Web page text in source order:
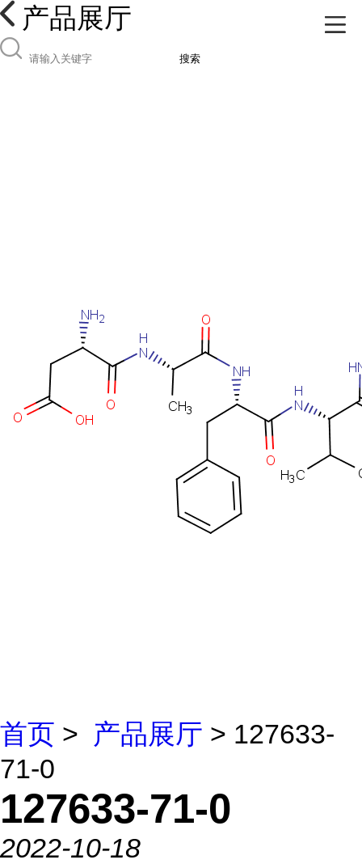
产品展厅
搜索
首页 > 产品展厅 > 127633-
71-0
127633-71-0
2022-10-18